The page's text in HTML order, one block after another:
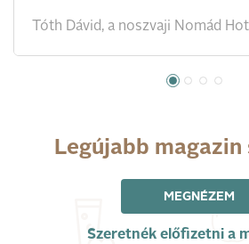
Tóth Dávid, a noszvaji Nomád
Legújabb magazin
MEGNÉZEM
Szeretnék előfizetni a